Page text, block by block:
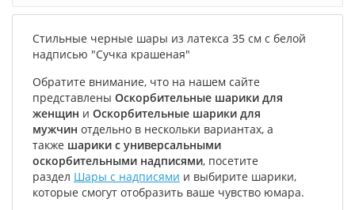
Стильные черные шары из латекса 35 см с белой
надписью "Сучка крашеная"
Обратите внимание, что на нашем сайте
представлены Оскорбительные шарики для
женщин и Оскорбительные шарики для
мужчин отдельно в нескольки вариантах, а
также шарики с универсальными
оскорбительными надписями, посетите
раздел Шары с надписями и выбирите шарики,
которые смогут отобразить ваше чувство юмара.